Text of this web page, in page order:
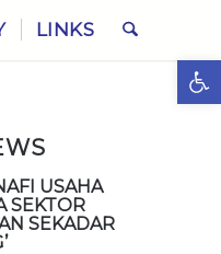
LINKS
USAHA
SEKTOR
SEKADAR